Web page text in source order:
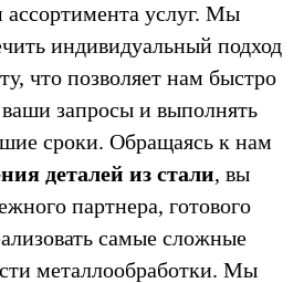
услуг. Мы
индивидуальный подход
что позволяет нам быстро
ваши запросы и выполнять
сроки. Обращаясь к нам
деталей из стали, вы
партнера, готового
самые сложные
металлообработки. Мы